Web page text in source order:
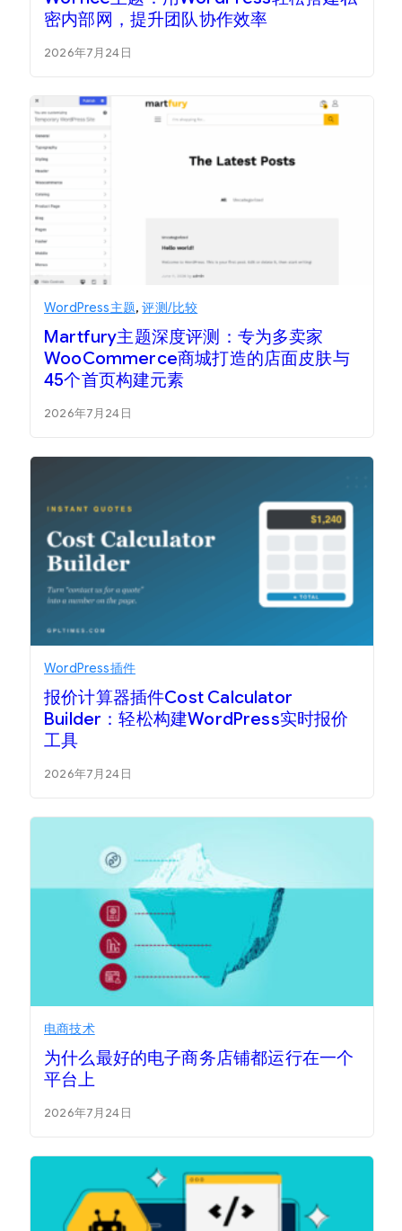
密内部网，提升团队协作效率
2026年7月24日
WordPress主题,评测/比较
Martfury主题深度评测：专为多卖家
WooCommerce商城打造的店面皮肤与
45个首页构建元素
2026年7月24日
WordPress插件
报价计算器插件Cost Calculator
Builder：轻松构建WordPress实时报价
工具
2026年7月24日
电商技术
为什么最好的电子商务店铺都运行在一个
平台上
2026年7月24日